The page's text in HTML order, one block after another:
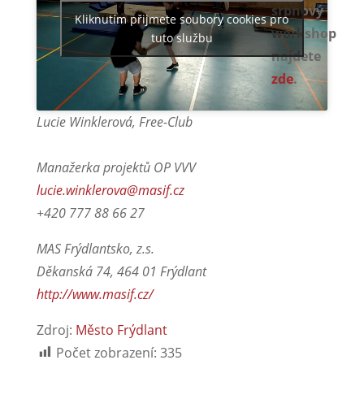
srpnový
workshop
najdete
zde.
Kliknutím přijmete soubory cookies pro
tuto službu
Lucie Winklerová, Free-Club
Manažerka projektů OP VVV
lucie.winklerova@masif.cz
+420 777 88 66 27
MAS Frýdlantsko, z.s.
Děkanská 74, 464 01 Frýdlant
http://www.masif.cz/
Zdroj: Město Frýdlant
Počet zobrazení: 335